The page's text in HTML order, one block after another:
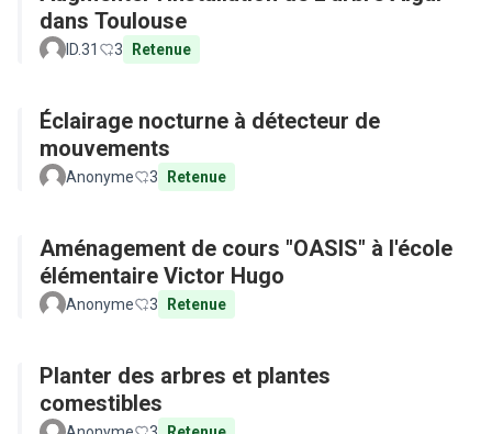
dans Toulouse
ID.31 3 Retenue
Éclairage nocturne à détecteur de
mouvements
Anonyme 3 Retenue
Aménagement de cours "OASIS" à l'école
élémentaire Victor Hugo
Anonyme 3 Retenue
Planter des arbres et plantes
comestibles